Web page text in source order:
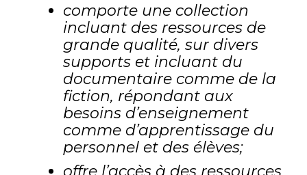
comporte une collection
incluant des ressources de
grande qualité, sur divers
supports et incluant du
documentaire comme de la
fiction, répondant aux
besoins d’enseignement
comme d’apprentissage du
personnel et des élèves;
offre l’accès à des ressources